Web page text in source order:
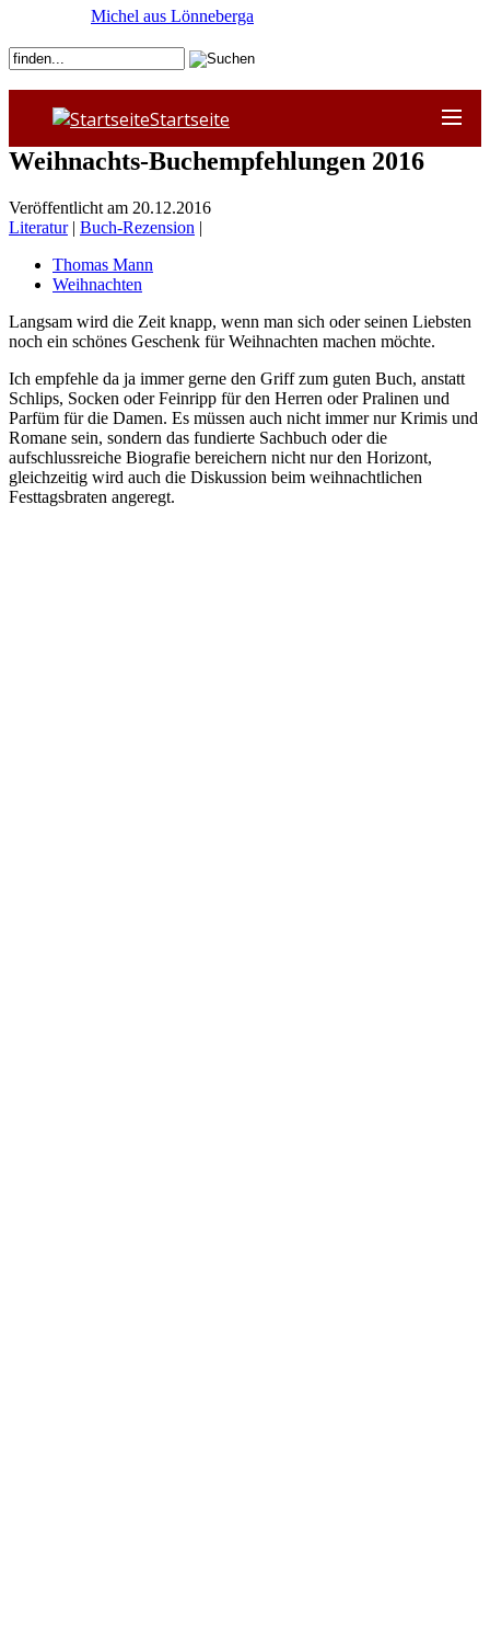
Startseite
Weihnachts-Buchempfehlungen 2016
Veröffentlicht am 20.12.2016
Literatur| Buch-Rezension |
Thomas Mann
Weihnachten
Langsam wird die Zeit knapp, wenn man sich oder seinen Liebsten
noch ein schönes Geschenk für Weihnachten machen möchte.
Ich empfehle da ja immer gerne den Griff zum guten Buch, anstatt
Schlips, Socken oder Feinripp für den Herren oder Pralinen und
Parfüm für die Damen. Es müssen auch nicht immer nur Krimis und
Romane sein, sondern das fundierte Sachbuch oder die
aufschlussreiche Biografie bereichern nicht nur den Horizont,
gleichzeitig wird auch die Diskussion beim weihnachtlichen
Festtagsbraten angeregt.
Michel aus Lönneberga